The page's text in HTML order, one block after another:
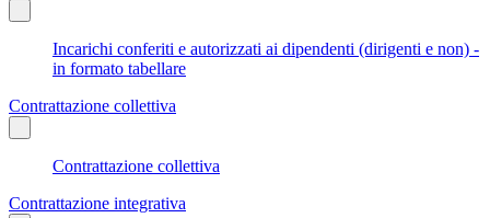
Incarichi conferiti e autorizzati ai dipendenti (dirigenti e non) -
in formato tabellare
Contrattazione collettiva
Contrattazione collettiva
Contrattazione integrativa